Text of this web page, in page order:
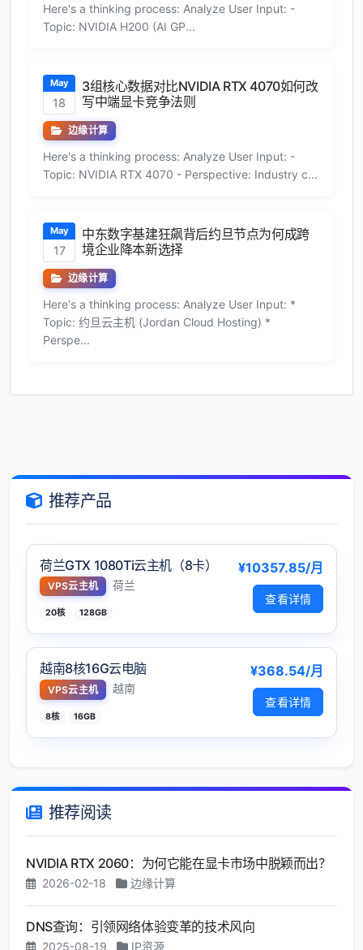
Here's a thinking process: Analyze User Input: -
Topic: NVIDIA H200 (AI GP...
May
18
3组核心数据对比NVIDIA RTX 4070如何改
写中端显卡竞争法则
边缘计算
Here's a thinking process: Analyze User Input: -
Topic: NVIDIA RTX 4070 - Perspective: Industry c...
May
17
中东数字基建狂飙背后约旦节点为何成跨
境企业降本新选择
边缘计算
Here's a thinking process: Analyze User Input: *
Topic: 约旦云主机 (Jordan Cloud Hosting) *
Perspe...
推荐产品
荷兰GTX 1080Ti云主机（8卡）
VPS云主机 荷兰
20核 128GB
¥10357.85/月
查看详情
越南8核16G云电脑
VPS云主机 越南
8核 16GB
¥368.54/月
查看详情
推荐阅读
NVIDIA RTX 2060：为何它能在显卡市场中脱颖而出？
2026-02-18 边缘计算
DNS查询：引领网络体验变革的技术风向
2025-08-19 IP资源